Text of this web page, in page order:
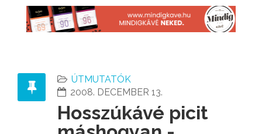
ÚTMUTATÓK
2008. DECEMBER 13.
Hosszúkávé picit